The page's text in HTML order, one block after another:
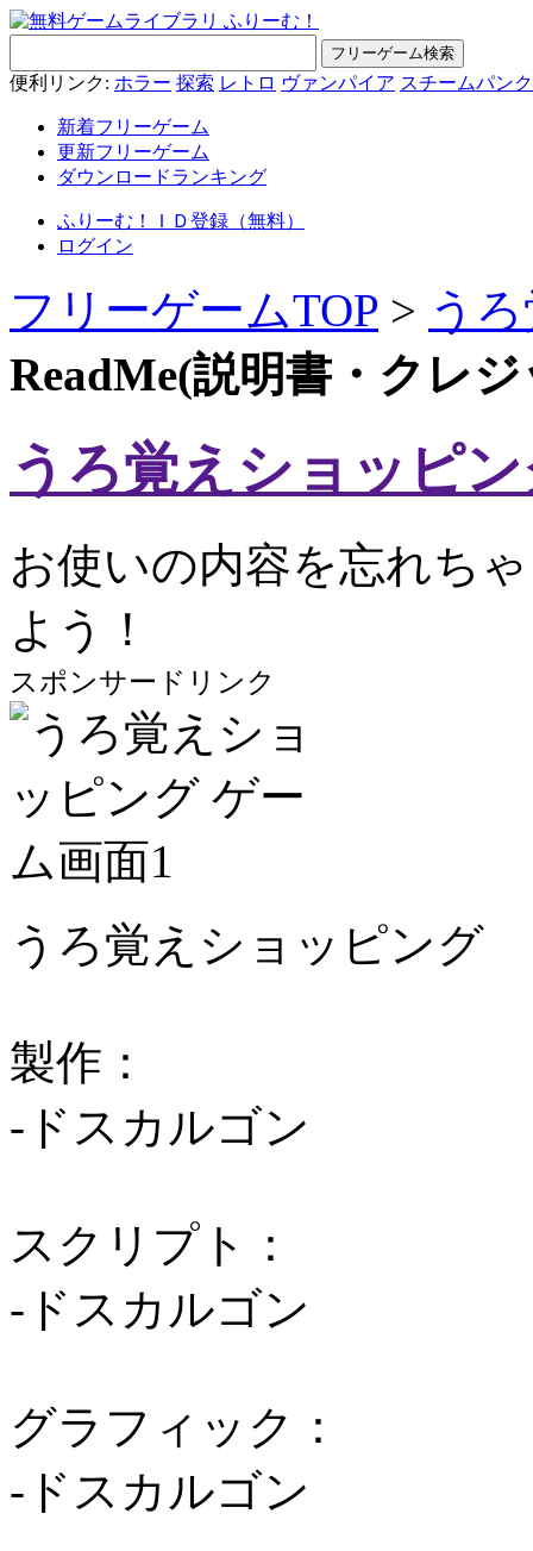
便利リンク: ホラー 探索 レトロ ヴァンパイア スチームパンク
新着フリーゲーム
更新フリーゲーム
ダウンロードランキング
ふりーむ！ＩＤ登録（無料）
ログイン
フリーゲームTOP > う
ReadMe(説明書・クレ
うろ覚えショッピ
お使いの内容を忘れち
よう！
スポンサードリンク
うろ覚えショッピング
製作：
-ドスカルゴン
スクリプト：
-ドスカルゴン
グラフィック：
-ドスカルゴン